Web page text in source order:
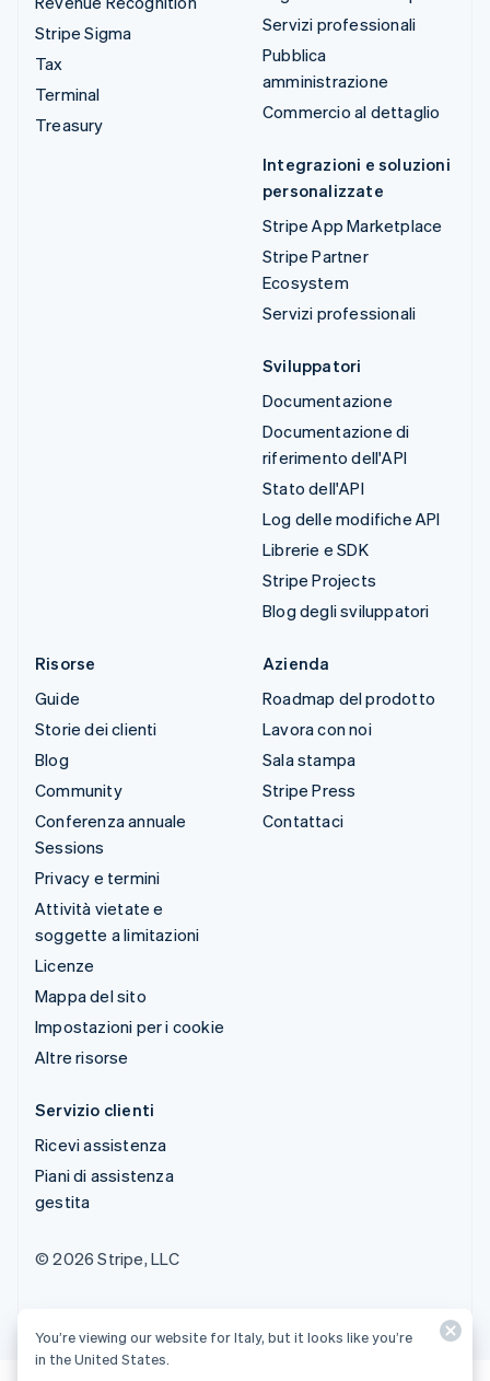
Stripe Sigma
Tax
Terminal
Treasury
Servizi professionali
Pubblica
amministrazione
Commercio al dettaglio
Integrazioni e soluzioni
personalizzate
Stripe App Marketplace
Stripe Partner
Ecosystem
Servizi professionali
Sviluppatori
Documentazione
Documentazione di
riferimento dell'API
Stato dell'API
Log delle modifiche API
Librerie e SDK
Stripe Projects
Blog degli sviluppatori
Risorse
Guide
Storie dei clienti
Blog
Community
Conferenza annuale
Sessions
Privacy e termini
Attività vietate e
soggette a limitazioni
Licenze
Mappa del sito
Impostazioni per i cookie
Altre risorse
Azienda
Roadmap del prodotto
Lavora con noi
Sala stampa
Stripe Press
Contattaci
Servizio clienti
Ricevi assistenza
Piani di assistenza
gestita
© 2026 Stripe, LLC
You’re viewing our website for Italy, but it looks like you’re
in the United States.